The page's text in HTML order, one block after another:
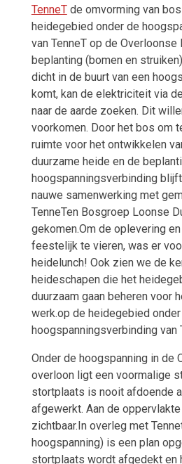
TenneTde omvorming van bos
heidegebied onder de
van TenneT op de Overloonse
beplanting (bomen en
dicht in de buurt van een
komt, kan de elektriciteit via
naar de aarde zoeken. Dit
voorkomen. Door het bos om
ruimte voor het ontwikkelen
duurzame heide en de
hoogspanningsverbinding
nauwe samenwerking met
TenneTen Bosgroep Loonse
gekomen.Om de oplevering
feestelijk te vieren, was er
heidelunch! Ook zien we de
heideschapen die het
duurzaam gaan beheren voor
werk.op de heidegebied
hoogspanningsverbinding van
Onder de hoogspanning in de
overloon ligt een voormalige
stortplaats is nooit afdoende
afgewerkt. Aan de
zichtbaar.In overleg met
hoogspanning) is een plan
stortplaats wordt afgedekt en